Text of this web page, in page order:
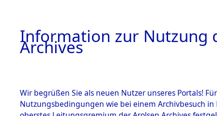
Information zur Nutzung
Archives
Wir begrüßen Sie als neuen Nutzer unseres Portals!
Nutzungsbedingungen wie bei einem Archivbesuch